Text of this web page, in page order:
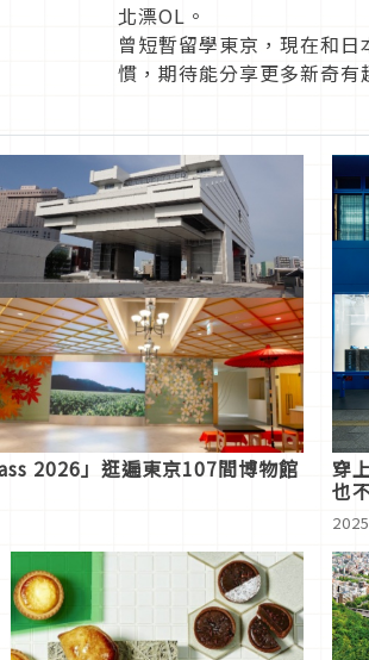
北漂OL。
曾短暫留學東京，現在和
慣，期待能分享更多新奇有
2026」逛遍東京107間博物館 穿
也